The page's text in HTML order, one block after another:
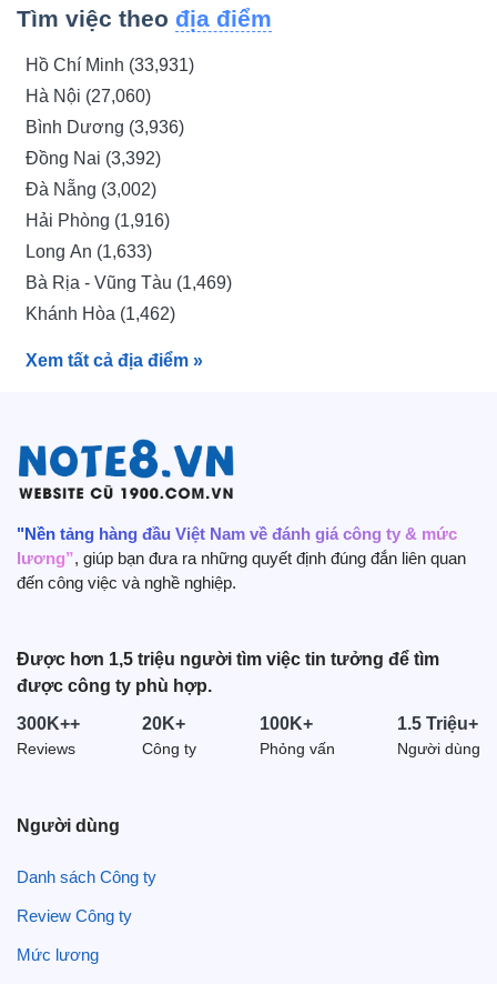
Giám đốc kinh doanh (205)
Nhân Viên Kinh Doanh Phần Mềm (203)
Giám sát bán hàng (197)
Thực tập sinh quản lý khách hàng (197)
Kỹ sư (197)
Kế toán thanh toán (189)
Quản lý sản xuất (187)
Kỹ Sư Dự Toán (184)
Nhân viên xuất nhập khẩu (180)
Nhân viên chăm sóc khách hàng (179)
Kiểm soát viên (179)
Tìm việc theo địa điểm
Hồ Chí Minh (33,931)
Hà Nội (27,060)
Bình Dương (3,936)
Đồng Nai (3,392)
Đà Nẵng (3,002)
Hải Phòng (1,916)
Long An (1,633)
Bà Rịa - Vũng Tàu (1,469)
Khánh Hòa (1,462)
Kiên Giang (1,332)
Quảng Ninh (944)
Tây Ninh (940)
Cần Thơ (854)
Lâm Đồng (758)
Phú Thọ (706)
Quảng Nam (633)
Thanh Hoá (584)
Hải Dương (570)
Nghệ An (557)
Ninh Bình (554)
Xem tất cả địa điểm »
"Nền tảng hàng đầu Việt Nam về đánh giá công ty & mức
lương”, giúp bạn đưa ra những quyết định đúng đắn liên quan
đến công việc và nghề nghiệp.
Được hơn 1,5 triệu người tìm việc tin tưởng để tìm
được công ty phù hợp.
300K++
Reviews
20K+
Công ty
100K+
Phỏng vấn
1.5 Triệu+
Người dùng
Người dùng
Danh sách Công ty
Review Công ty
Mức lương